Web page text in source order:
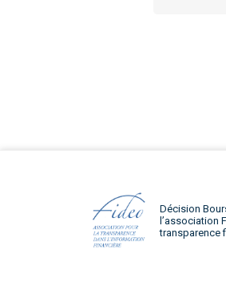
Décision
l’association
transparence